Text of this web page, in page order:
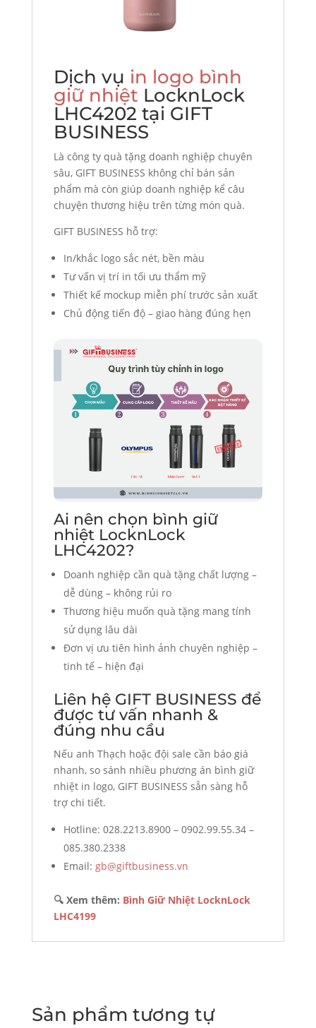
Dịch vụ in logo bình
giữ nhiệt LocknLock
LHC4202 tại GIFT
BUSINESS
Là công ty quà tặng doanh nghiệp chuyên
sâu, GIFT BUSINESS không chỉ bán sản
phẩm mà còn giúp doanh nghiệp kể câu
chuyện thương hiệu trên từng món quà.
GIFT BUSINESS hỗ trợ:
In/khắc logo sắc nét, bền màu
Tư vấn vị trí in tối ưu thẩm mỹ
Thiết kế mockup miễn phí trước sản xuất
Chủ động tiến độ – giao hàng đúng hẹn
Ai nên chọn bình giữ
nhiệt LocknLock
LHC4202?
Doanh nghiệp cần quà tặng chất lượng –
dễ dùng – không rủi ro
Thương hiệu muốn quà tặng mang tính
sử dụng lâu dài
Đơn vị ưu tiên hình ảnh chuyên nghiệp –
tinh tế – hiện đại
Liên hệ GIFT BUSINESS để
được tư vấn nhanh &
đúng nhu cầu
Nếu anh Thạch hoặc đội sale cần báo giá
nhanh, so sánh nhiều phương án bình giữ
nhiệt in logo, GIFT BUSINESS sẵn sàng hỗ
trợ chi tiết.
Hotline: 028.2213.8900 – 0902.99.55.34 –
085.380.2338
Email: gb@giftbusiness.vn
🔍 Xem thêm: Bình Giữ Nhiệt LocknLock
LHC4199
Sản phẩm tương tự